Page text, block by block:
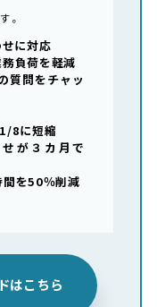
。
に対応
負荷を軽減
質問をチャッ
8に短縮
が３カ月で
間を50％削減
はこちら